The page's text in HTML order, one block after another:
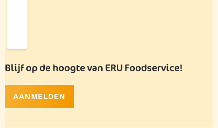
Blijf op de hoogte van ERU Foodservice!
AANMELDEN